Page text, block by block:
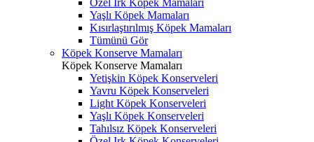
Özel Irk Köpek Mamaları
Yaşlı Köpek Mamaları
Kısırlaştırılmış Köpek Mamaları
Tümünü Gör
Köpek Konserve Mamaları
Köpek Konserve Mamaları
Yetişkin Köpek Konserveleri
Yavru Köpek Konserveleri
Light Köpek Konserveleri
Yaşlı Köpek Konserveleri
Tahılsız Köpek Konserveleri